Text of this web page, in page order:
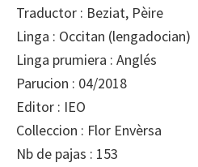
Traductor : Beziat, Pèire
Linga : Occitan (lengadocian)
Linga prumiera : Anglés
Parucion : 04/2018
Editor : IEO
Colleccion : Flor Envèrsa
Nb de pajas : 153